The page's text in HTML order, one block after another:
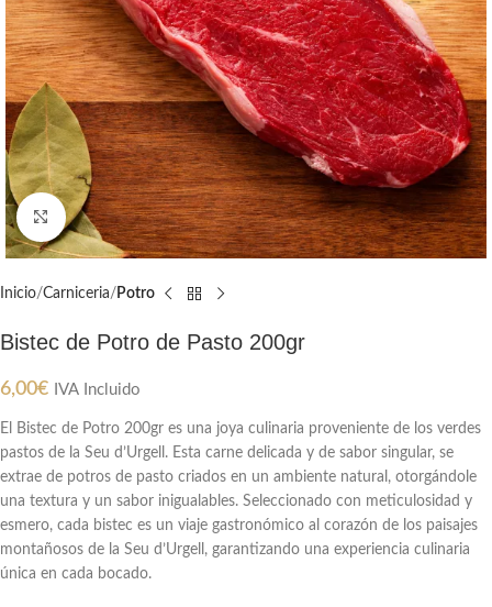
Clic para ampliar
Inicio Carniceria Potro
Bistec de Potro de Pasto 200gr
6,00€ IVA Incluido
El Bistec de Potro 200gr es una joya culinaria proveniente de los verdes
pastos de la Seu d’Urgell. Esta carne delicada y de sabor singular, se
extrae de potros de pasto criados en un ambiente natural, otorgándole
una textura y un sabor inigualables. Seleccionado con meticulosidad y
esmero, cada bistec es un viaje gastronómico al corazón de los paisajes
montañosos de la Seu d’Urgell, garantizando una experiencia culinaria
única en cada bocado.